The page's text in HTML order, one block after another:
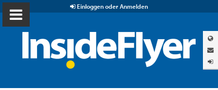
Einloggen oder Anmelden